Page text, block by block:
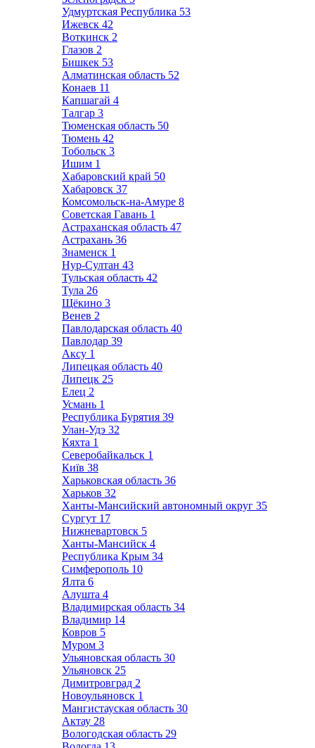
Удмуртская Республика 53
Ижевск 42
Воткинск 2
Глазов 2
Бишкек 53
Алматинская область 52
Конаев 11
Капшагай 4
Талгар 3
Тюменская область 50
Тюмень 42
Тобольск 3
Ишим 1
Хабаровский край 50
Хабаровск 37
Комсомольск-на-Амуре 8
Советская Гавань 1
Астраханская область 47
Астрахань 36
Знаменск 1
Нур-Султан 43
Тульская область 42
Тула 26
Щёкино 3
Венев 2
Павлодарская область 40
Павлодар 39
Аксу 1
Липецкая область 40
Липецк 25
Елец 2
Усмань 1
Республика Бурятия 39
Улан-Удэ 32
Кяхта 1
Северобайкальск 1
Київ 38
Харьковская область 36
Харьков 32
Ханты-Мансийский автономный округ 35
Сургут 17
Нижневартовск 5
Ханты-Мансийск 4
Республика Крым 34
Симферополь 10
Ялта 6
Алушта 4
Владимирская область 34
Владимир 14
Ковров 5
Муром 3
Ульяновская область 30
Ульяновск 25
Димитровград 2
Новоульяновск 1
Мангистауская область 30
Актау 28
Вологодская область 29